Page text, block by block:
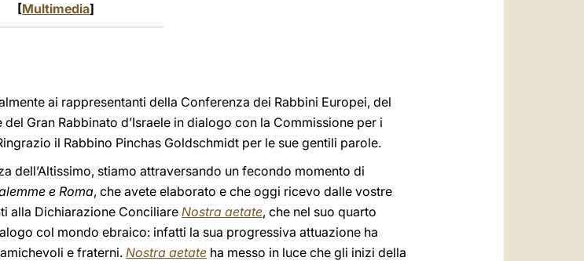
[Multimedia]
ai rappresentanti della Conferenza dei Rabbini Europei, del
Gran Rabbinato d’Israele in dialogo con la Commissione per i
il Rabbino Pinchas Goldschmidt per le sue gentili parole.
dell’Altissimo, stiamo attraversando un fecondo momento di
e Roma, che avete elaborato e che oggi ricevo dalle vostre
alla Dichiarazione ConciliareNostra aetate, che nel suo quarto
col mondo ebraico: infatti la sua progressiva attuazione ha
e fraterni. Nostra aetate ha messo in luce che gli inizi della